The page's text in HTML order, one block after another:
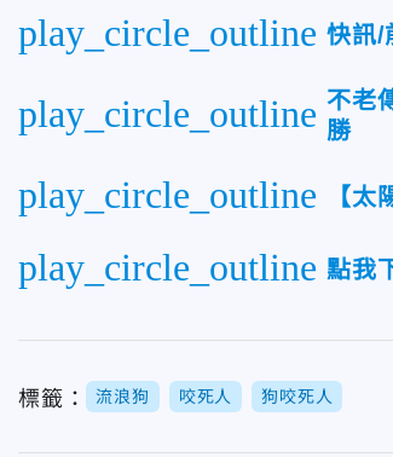
play_circle_outline 快訊/
play_circle_outline 不老
勝
play_circle_outline 【
play_circle_outline 點我
標籤： 流浪狗 咬死人 狗咬死人